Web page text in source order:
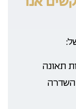
תאונה
השדרה